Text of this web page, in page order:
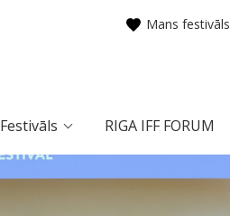
Mans festivāls
Festivāls RIGA IFF FORUM